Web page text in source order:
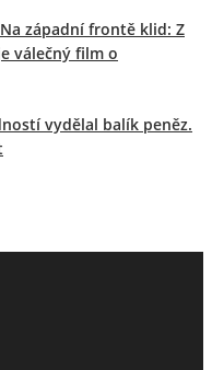
západní frontě klid: Z
válečný film o
vydělal balík peněz.